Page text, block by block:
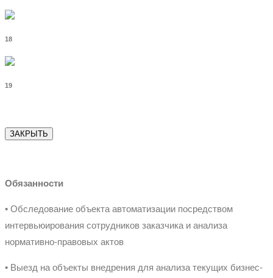
18
19
ЗАКРЫТЬ
Обязанности
• Обследование объекта автоматизации посредством
интервьюирования сотрудников заказчика и анализа
нормативно-правовых актов
• Выезд на объекты внедрения для анализа текущих бизнес-